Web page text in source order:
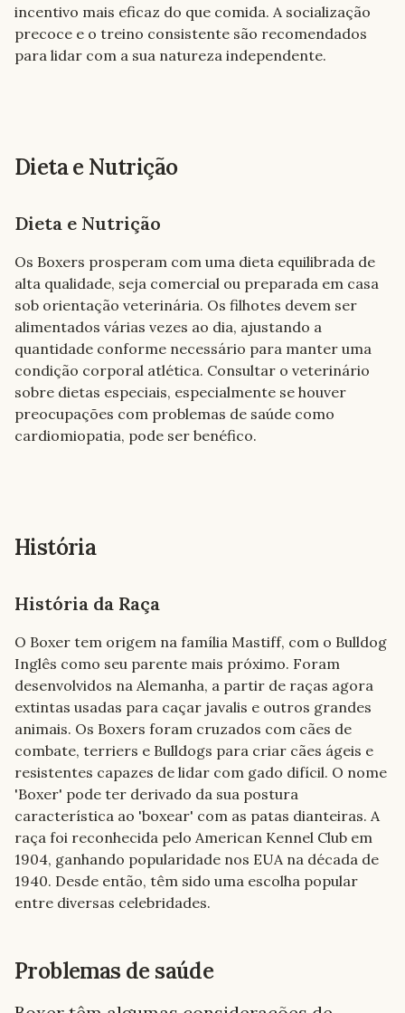
incentivo mais eficaz do que comida. A socialização
precoce e o treino consistente são recomendados
para lidar com a sua natureza independente.
Dieta e Nutrição
Dieta e Nutrição
Os Boxers prosperam com uma dieta equilibrada de
alta qualidade, seja comercial ou preparada em casa
sob orientação veterinária. Os filhotes devem ser
alimentados várias vezes ao dia, ajustando a
quantidade conforme necessário para manter uma
condição corporal atlética. Consultar o veterinário
sobre dietas especiais, especialmente se houver
preocupações com problemas de saúde como
cardiomiopatia, pode ser benéfico.
História
História da Raça
O Boxer tem origem na família Mastiff, com o Bulldog
Inglês como seu parente mais próximo. Foram
desenvolvidos na Alemanha, a partir de raças agora
extintas usadas para caçar javalis e outros grandes
animais. Os Boxers foram cruzados com cães de
combate, terriers e Bulldogs para criar cães ágeis e
resistentes capazes de lidar com gado difícil. O nome
'Boxer' pode ter derivado da sua postura
característica ao 'boxear' com as patas dianteiras. A
raça foi reconhecida pelo American Kennel Club em
1904, ganhando popularidade nos EUA na década de
1940. Desde então, têm sido uma escolha popular
entre diversas celebridades.
Problemas de saúde